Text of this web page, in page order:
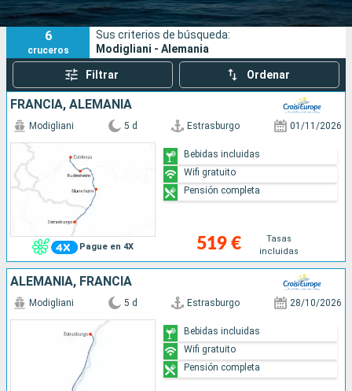
Puertos Compañías
Buscar
6
cruceros
Sus criterios de búsqueda:
Modigliani - Alemania
Filtrar Ordenar
FRANCIA, ALEMANIA
Pague en 4X
Modigliani 5 d Estrasburgo 01/11/2026
519 €
Tasas
incluidas
Bebidas incluidas
Wifi gratuito
Pensión completa
ALEMANIA, FRANCIA
Modigliani 5 d Estrasburgo 28/10/2026
Bebidas incluidas
Wifi gratuito
Pensión completa